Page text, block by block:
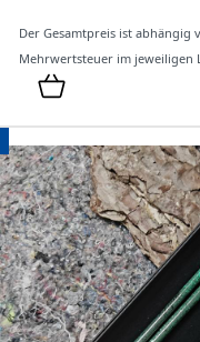
Der Gesamtpreis ist abhängig
Mehrwertsteuer im jeweiligen